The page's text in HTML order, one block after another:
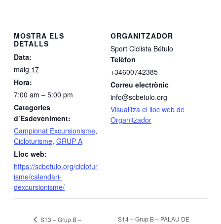
MOSTRA ELS
DETALLS
Data:
maig 17
Hora:
7:00 am – 5:00 pm
Categories
d’Esdeveniment:
Campionat Excursionisme,
Cicloturisme, GRUP A
Lloc web:
https://scbetulo.org/ciclotur
isme/calendari-
dexcursionisme/
ORGANITZADOR
Sport Ciclista Bétulo
Telèfon
+34600742385
Correu electrònic
info@scbetulo.org
Visualitza el lloc web de
Organitzador
S13 – Grup B –
S14 – Grup B – PALAU DE